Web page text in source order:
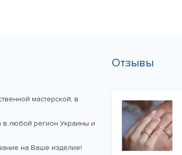
мастерской, в
в любой регион Украины и
на Ваше изделие!
Отзывы